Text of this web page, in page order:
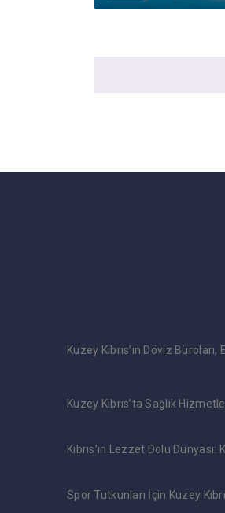
Kuzey Kıbrıs’ın Döviz
Kuzey Kıbrıs’ta Sağlık
Kıbrıs’ın Lezzet Dolu
Spor Tutkunları İçin Kuzey